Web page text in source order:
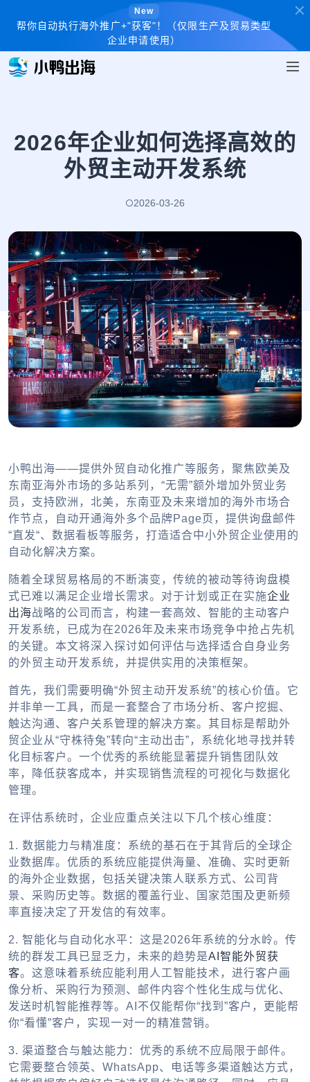
New
帮你自动执行海外推广+"获客"！（仅限生产及贸易类型
企业申请使用）
2026年企业如何选择高效的
外贸主动开发系统
2026-03-26
小鸭出海——提供外贸自动化推广等服务，聚焦欧美及
东南亚海外市场的多站系列，“无需”额外增加外贸业务
员，支持欧洲，北美，东南亚及未来增加的海外市场合
作节点，自动开通海外多个品牌Page页，提供询盘邮件
“直发“、数据看板等服务，打造适合中小外贸企业使用的
自动化解决方案。
随着全球贸易格局的不断演变，传统的被动等待询盘模
式已难以满足企业增长需求。对于计划或正在实施企业
出海战略的公司而言，构建一套高效、智能的主动客户
开发系统，已成为在2026年及未来市场竞争中抢占先机
的关键。本文将深入探讨如何评估与选择适合自身业务
的外贸主动开发系统，并提供实用的决策框架。
首先，我们需要明确“外贸主动开发系统”的核心价值。它
并非单一工具，而是一套整合了市场分析、客户挖掘、
触达沟通、客户关系管理的解决方案。其目标是帮助外
贸企业从“守株待兔”转向“主动出击”，系统化地寻找并转
化目标客户。一个优秀的系统能显著提升销售团队效
率，降低获客成本，并实现销售流程的可视化与数据化
管理。
在评估系统时，企业应重点关注以下几个核心维度：
1. 数据能力与精准度：
系统的基石在于其背后的全球企
业数据库。优质的系统应能提供海量、准确、实时更新
的海外企业数据，包括关键决策人联系方式、公司背
景、采购历史等。数据的覆盖行业、国家范围及更新频
率直接决定了开发信的有效率。
2. 智能化与自动化水平： 这是2026年系统的分水岭。传
统的群发工具已显乏力，未来的趋势是AI智能外贸获
客。这意味着系统应能利用人工智能技术，进行客户画
像分析、采购行为预测、邮件内容个性化生成与优化、
发送时机智能推荐等。AI不仅能帮你“找到”客户，更能帮
你“看懂”客户，实现一对一的精准营销。
3. 渠道整合与触达能力： 优秀的系统不应局限于邮件。
它需要整合领英、WhatsApp、电话等多渠道触达方式，